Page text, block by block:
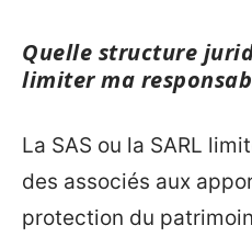
Quelle structure
limiter ma
La SAS ou la SARL
des associés aux
protection du